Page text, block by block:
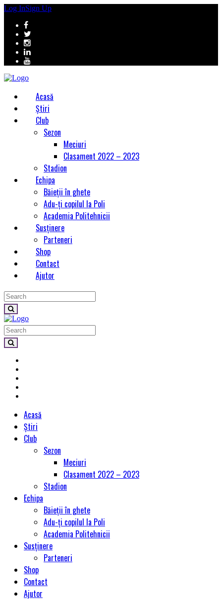
Log InSign Up
Acasă
Știri
Club
Sezon
Meciuri
Clasament 2022 – 2023
Stadion
Echipa
Băieții în ghete
Adu-ți copilul la Poli
Academia Politehnicii
Susținere
Parteneri
Shop
Contact
Ajutor
Acasă
Știri
Club
Sezon
Meciuri
Clasament 2022 – 2023
Stadion
Echipa
Băieții în ghete
Adu-ți copilul la Poli
Academia Politehnicii
Susținere
Parteneri
Shop
Contact
Ajutor